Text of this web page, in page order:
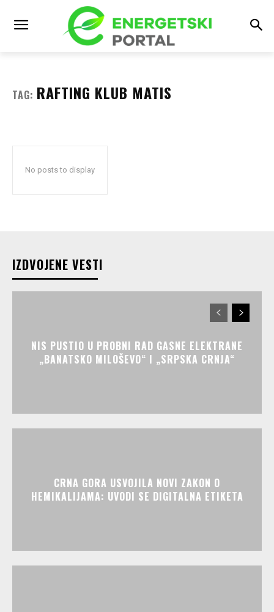
TAG: RAFTING KLUB MATIS
No posts to display
IZDVOJENE VESTI
NIS PUSTIO U PROBNI RAD GASNE ELEKTRANE
„BANATSKO MILOŠEVO“ I „SRPSKA CRNJA“
CRNA GORA USVOJILA NOVI ZAKON O
HEMIKALIJAMA: UVODI SE DIGITALNA ETIKETA